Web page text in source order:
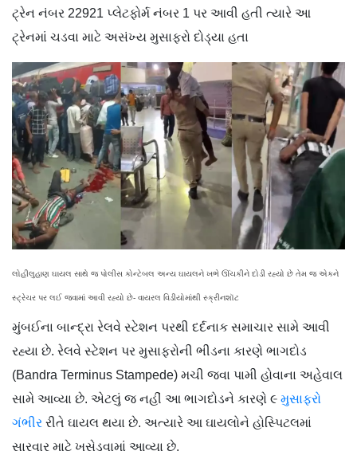
ટ્રેન નંબર 22921 પ્લેટફોર્મ નંબર 1 પર આવી હતી ત્યારે આ
ટ્રેનમાં ચડવા માટે અસંખ્ય મુસાફરો દોડ્યા હતા
લોહીલુહાણ ઘાયલ સાથે જ પોલીસ કોન્ટેબલ અન્ય ઘાયલને ખભે ઊંચકીને દોડી રહ્યો છે તેમ જ એકને
સ્ટ્રેચર પર લઈ જવામાં આવી રહ્યો છે- વાયરલ વિડીયોમાંથી સ્ક્રીનશૉટ
મુંબઈના બાન્દ્રા રેલવે સ્ટેશન પરથી દર્દનાક સમાચાર સામે આવી
રહ્યા છે. રેલવે સ્ટેશન પર મુસાફરોની ભીડના કારણે ભાગદોડ
(Bandra Terminus Stampede) મચી જવા પામી હોવાના અહેવાલ
સામે આવ્યા છે. એટલું જ નહીં આ ભાગદોડને કારણે ૯ મુસાફરો
ગંભીર રીતે ઘાયલ થયા છે. અત્યારે આ ઘાયલોને હોસ્પિટલમાં
સારવાર માટે ખસેડવામાં આવ્યા છે.